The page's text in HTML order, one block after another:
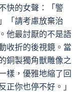
快的女聲：「警
「請考慮放棄治
他最討厭的不是語
收折的後視鏡。當
銅製獨角獸雕像之
樣，優雅地縮了回
你也停不好。」